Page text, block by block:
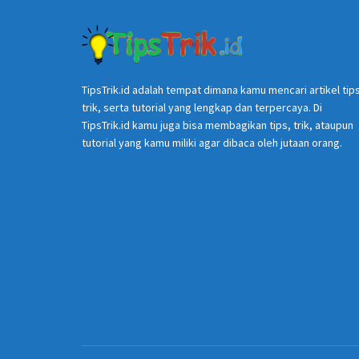
TipsTrik.id adalah tempat dimana kamu mencari artikel
trik, serta tutorial yang lengkap dan terpercaya. Di
TipsTrik.id kamu juga bisa membagikan tips, trik, ataupun
tutorial yang kamu miliki agar dibaca oleh jutaan orang.